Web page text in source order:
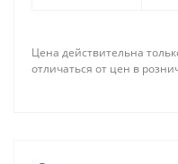
Цена действительна
отличаться от цен в